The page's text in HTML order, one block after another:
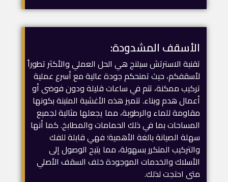
الأسقف المشدودة:
تقنية الاسترتش سيلنج هي الحل العملي والأكثر تطوراً
لأسقفكم، حيث تمنحكم جودة عالية مع أسرع عملية
تركيب ممكنة، تتم في ساعات قليلة ودون فوضى أو
أعمال هدم وبناء. تتميز هذه الأغشية المتينة بكونها
مقاومة للماء والرطوبة، مما يجعلها مثالية لجميع
المساحات بما في ذلك الحمامات والمطابخ. كما أنها
سهلة الصيانة بالغة الأهمية؛ فهي قابلة للفك
والتركيب المتكرر بسهولة، مما يتيح الوصول إلى
الأسلاك والخدمات الموجودة خلف السقف الأصلي
متى احتجت لذلك.